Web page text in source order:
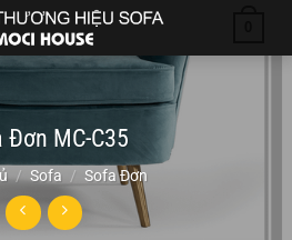
Đơn MC-C35
/ Sofa / Sofa Đơn